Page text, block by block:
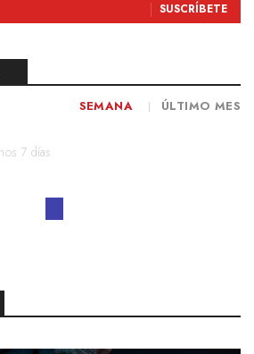
SUSCRÍBETE
SEMANA ÚLTIMO MES
7 días